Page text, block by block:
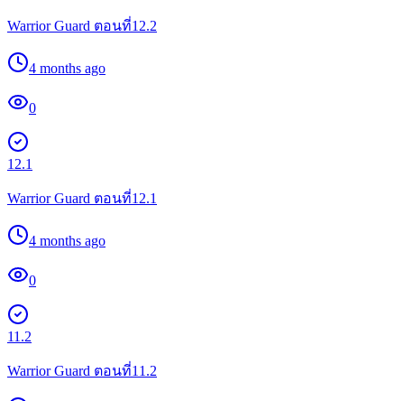
Warrior Guard ตอนที่12.2
4 months ago
0
12.1
Warrior Guard ตอนที่12.1
4 months ago
0
11.2
Warrior Guard ตอนที่11.2